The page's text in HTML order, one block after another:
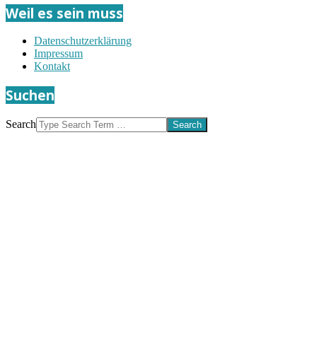
Weil es sein muss
Datenschutzerklärung
Impressum
Kontakt
Suchen
Search